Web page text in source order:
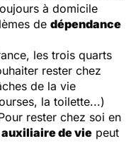
à domicile
de dépendance
les trois quarts
rester chez
de la vie
la toilette...)
rester chez soi en
auxiliaire de vie peut